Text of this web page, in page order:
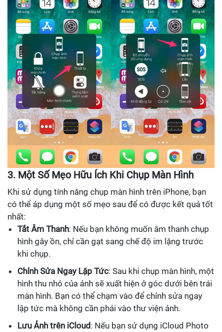
3. Một Số Mẹo Hữu Ích Khi Chụp Màn Hình
Khi sử dụng tính năng chụp màn hình trên iPhone, bạn
có thể áp dụng một số mẹo sau để có được kết quả tốt
nhất:
Tắt Âm Thanh: Nếu bạn không muốn âm thanh chụp
hình gây ồn, chỉ cần gạt sang chế độ im lặng trước
khi chụp.
Chỉnh Sửa Ngay Lập Tức: Sau khi chụp màn hình, một
hình thu nhỏ của ảnh sẽ xuất hiện ở góc dưới bên trái
màn hình. Bạn có thể chạm vào để chỉnh sửa ngay
lập tức mà không cần phải vào thư viện ảnh.
Lưu Ảnh trên iCloud : Nếu bạn sử dụng iCloud Photo